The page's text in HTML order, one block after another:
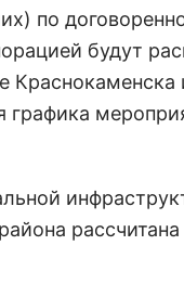
по
будут
Краснокаменска
графика